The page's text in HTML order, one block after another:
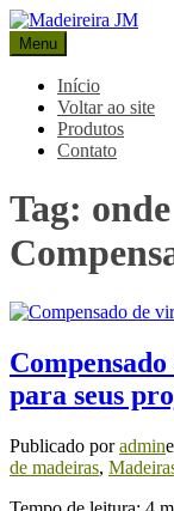
Pular
para
o
conteúdo
Madeireira JM
Blog Madeireira JM
Menu
Início
Voltar ao site
Produtos
Contato
Tag:
para seus
Publicado poradmin
de madeiras,